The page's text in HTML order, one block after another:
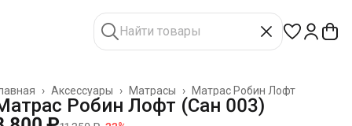
Матрас Робин Лофт
Матрасы ›
Аксессуары ›
›
Робин Лофт (Сан 003)